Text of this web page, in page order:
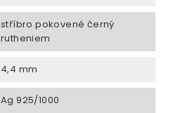
stříbro pokovené černý
rutheniem
4,4 mm
Ag 925/1000